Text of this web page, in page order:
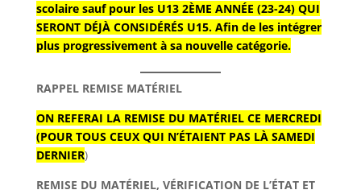
scolaire sauf pour les U13 2ÈME ANNÉE (23-24) QUI
SERONT DÉJÀ CONSIDÉRÉS U15. Afin de les intégrer
plus progressivement à sa nouvelle catégorie.
RAPPEL REMISE MATÉRIEL
ON REFERAI LA REMISE DU MATÉRIEL CE MERCREDI
(POUR TOUS CEUX QUI N’ÉTAIENT PAS LÀ SAMEDI
DERNIER)
REMISE DU MATÉRIEL, VÉRIFICATION DE L’ÉTAT ET